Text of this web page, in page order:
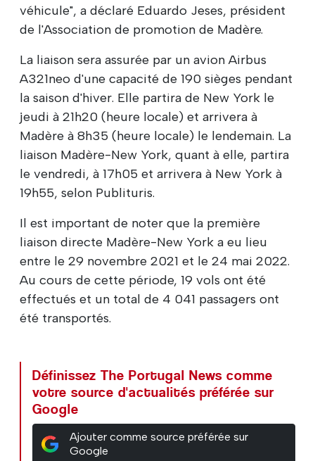
véhicule", a déclaré Eduardo Jeses, président
de l'Association de promotion de Madère.
La liaison sera assurée par un avion Airbus
A321neo d'une capacité de 190 sièges pendant
la saison d'hiver. Elle partira de New York le
jeudi à 21h20 (heure locale) et arrivera à
Madère à 8h35 (heure locale) le lendemain. La
liaison Madère-New York, quant à elle, partira
le vendredi, à 17h05 et arrivera à New York à
19h55, selon Publituris.
Il est important de noter que la première
liaison directe Madère-New York a eu lieu
entre le 29 novembre 2021 et le 24 mai 2022.
Au cours de cette période, 19 vols ont été
effectués et un total de 4 041 passagers ont
été transportés.
Définissez The Portugal News comme
votre source d'actualités préférée sur
Google
Ajouter comme source préférée sur
Google